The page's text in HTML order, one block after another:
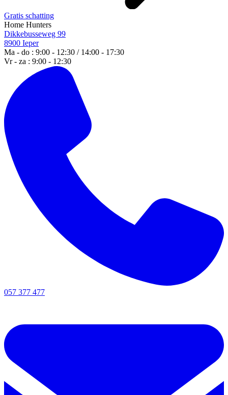
Gratis schatting
Home Hunters
Dikkebusseweg 99
8900 Ieper
Ma - do : 9:00 - 12:30 / 14:00 - 17:30
Vr - za : 9:00 - 12:30
057 377 477